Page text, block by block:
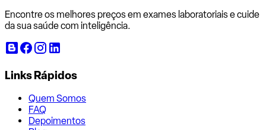
Encontre os melhores preços em exames laboratoriais e cuide
da sua saúde com inteligência.
Links Rápidos
Quem Somos
FAQ
Depoimentos